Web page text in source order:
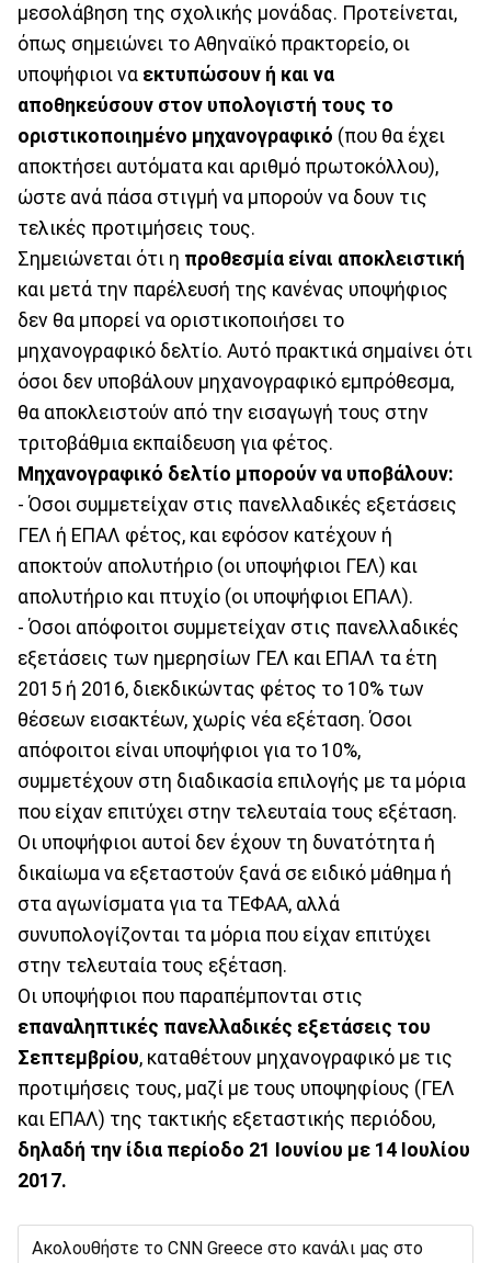
μεσολάβηση της σχολικής μονάδας. Προτείνεται,
όπως σημειώνει το Αθηναϊκό πρακτορείο, οι
υποψήφιοι να εκτυπώσουν ή και να
αποθηκεύσουν στον υπολογιστή τους το
οριστικοποιημένο μηχανογραφικό (που θα έχει
αποκτήσει αυτόματα και αριθμό πρωτοκόλλου),
ώστε ανά πάσα στιγμή να μπορούν να δουν τις
τελικές προτιμήσεις τους.
Σημειώνεται ότι η προθεσμία είναι αποκλειστική
και μετά την παρέλευσή της κανένας υποψήφιος
δεν θα μπορεί να οριστικοποιήσει το
μηχανογραφικό δελτίο. Αυτό πρακτικά σημαίνει ότι
όσοι δεν υποβάλουν μηχανογραφικό εμπρόθεσμα,
θα αποκλειστούν από την εισαγωγή τους στην
τριτοβάθμια εκπαίδευση για φέτος.
Μηχανογραφικό δελτίο μπορούν να υποβάλουν:
- Όσοι συμμετείχαν στις πανελλαδικές εξετάσεις
ΓΕΛ ή ΕΠΑΛ φέτος, και εφόσον κατέχουν ή
αποκτούν απολυτήριο (οι υποψήφιοι ΓΕΛ) και
απολυτήριο και πτυχίο (οι υποψήφιοι ΕΠΑΛ).
- Όσοι απόφοιτοι συμμετείχαν στις πανελλαδικές
εξετάσεις των ημερησίων ΓΕΛ και ΕΠΑΛ τα έτη
2015 ή 2016, διεκδικώντας φέτος το 10% των
θέσεων εισακτέων, χωρίς νέα εξέταση. Όσοι
απόφοιτοι είναι υποψήφιοι για το 10%,
συμμετέχουν στη διαδικασία επιλογής με τα μόρια
που είχαν επιτύχει στην τελευταία τους εξέταση.
Οι υποψήφιοι αυτοί δεν έχουν τη δυνατότητα ή
δικαίωμα να εξεταστούν ξανά σε ειδικό μάθημα ή
στα αγωνίσματα για τα ΤΕΦΑΑ, αλλά
συνυπολογίζονται τα μόρια που είχαν επιτύχει
στην τελευταία τους εξέταση.
Οι υποψήφιοι που παραπέμπονται στις
επαναληπτικές πανελλαδικές εξετάσεις του
Σεπτεμβρίου, καταθέτουν μηχανογραφικό με τις
προτιμήσεις τους, μαζί με τους υποψηφίους (ΓΕΛ
και ΕΠΑΛ) της τακτικής εξεταστικής περιόδου,
δηλαδή την ίδια περίοδο 21 Ιουνίου με 14 Ιουλίου
2017.
Ακολουθήστε το CNN Greece στο κανάλι μας στο